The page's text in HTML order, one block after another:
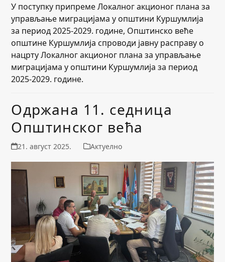
У поступку припреме Локалног акционог плана за
управљање миграцијама у општини Куршумлија
за период 2025-2029. године, Општинско веће
општине Куршумлија спроводи јавну расправу о
нацрту Локалног акционог плана за управљање
миграцијама у општини Куршумлија за период
2025-2029. године.
Одржана 11. седница
Општинског већа
21. август 2025. Актуелно